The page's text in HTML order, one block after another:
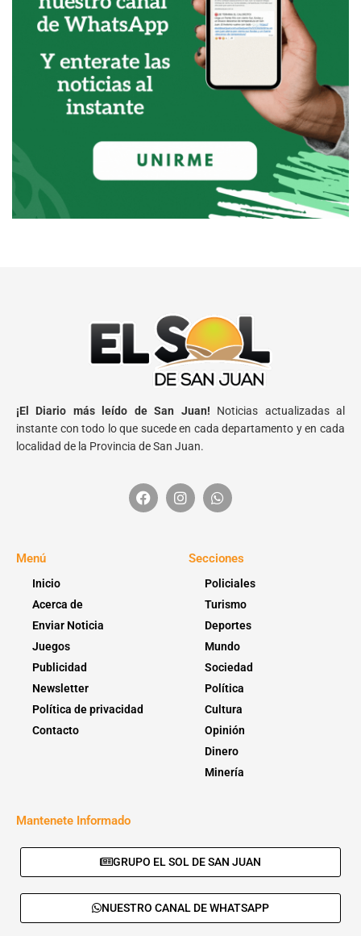
¡El Diario más leído de San Juan! Noticias actualizadas al
instante con todo lo que sucede en cada departamento y en cada
localidad de la Provincia de San Juan.
Menú
Inicio
Acerca de
Enviar Noticia
Juegos
Publicidad
Newsletter
Política de privacidad
Contacto
Secciones
Policiales
Turismo
Deportes
Mundo
Sociedad
Política
Cultura
Opinión
Dinero
Minería
Mantenete Informado
GRUPO EL SOL DE SAN JUAN
NUESTRO CANAL DE WHATSAPP